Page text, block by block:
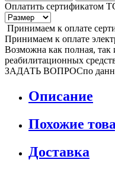
Оплатить сертификатом Т
Принимаем к оплате
Принимаем к оплате
Возможна как полная, так
реабилитационных
ЗАДАТЬ ВОПРОСпо
Описание
Похожие
Доставка